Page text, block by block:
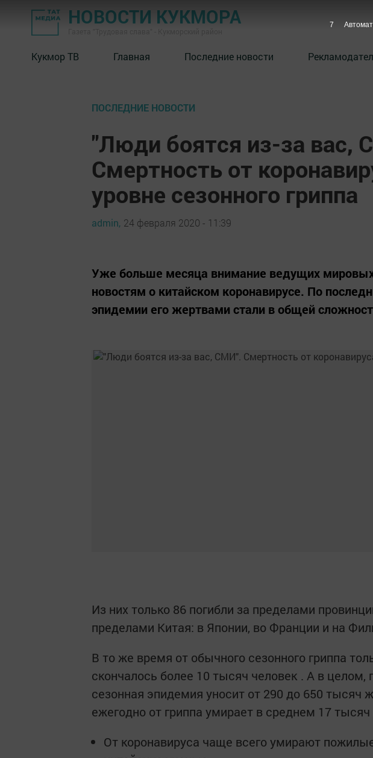
НОВОСТИ КУКМОРА
Кукмор ТВ Главная Последние новости
ПОСЛЕДНИЕ НОВОСТИ
"Люди боятся из-за вас,
Смертность от
уровне сезонного гриппа
admin, 24 февраля 2020 - 11:39
Уже больше месяца внимание ведущих
новостям о китайском коронавирусе. По
эпидемии его жертвами стали в общей
Из них только 86 погибли за пределами
пределами Китая: в Японии, во Франции и на
В то же время от обычного сезонного гриппа
скончалось более 10 тысяч человек . А в
сезонная эпидемия уносит от 290 до 650 тысяч
ежегодно от гриппа умирает в среднем 17 тысяч
От коронавируса чаще всего умирают
6